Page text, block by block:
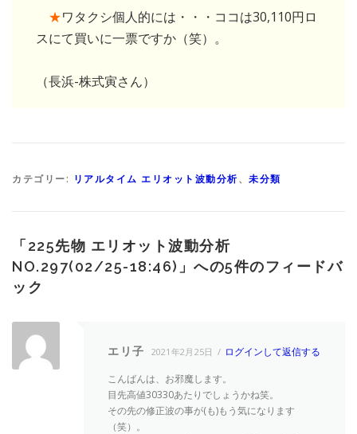
★ワタクシ個人的には・・・ココは30,110円ロ
スにて買いに一票ですか（笑）。
（長浜-株式寅さん）
カテゴリー: リアルタイム エリオット波動分析、 未分類
「 225先物 エリオット波動分析
NO.297(02/25-18:46) 」への5件のフィードバ
ック
エリ子 2021年2月25日
ログインして返信する
こんばんは、お邪魔します。
目先高値30330あたりでしょうかね笑。
その先の修正波の事が(も)もう気になります
（笑）。